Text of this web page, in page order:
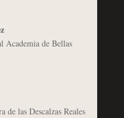
Academia de Bellas
de las Descalzas Reales